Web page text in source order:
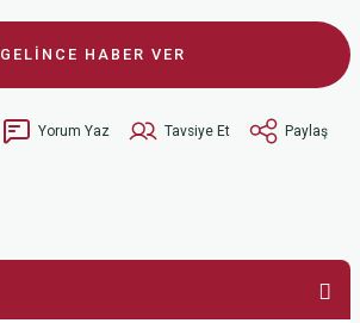
GELİNCE HABER VER
Yorum Yaz Tavsiye Et Paylaş